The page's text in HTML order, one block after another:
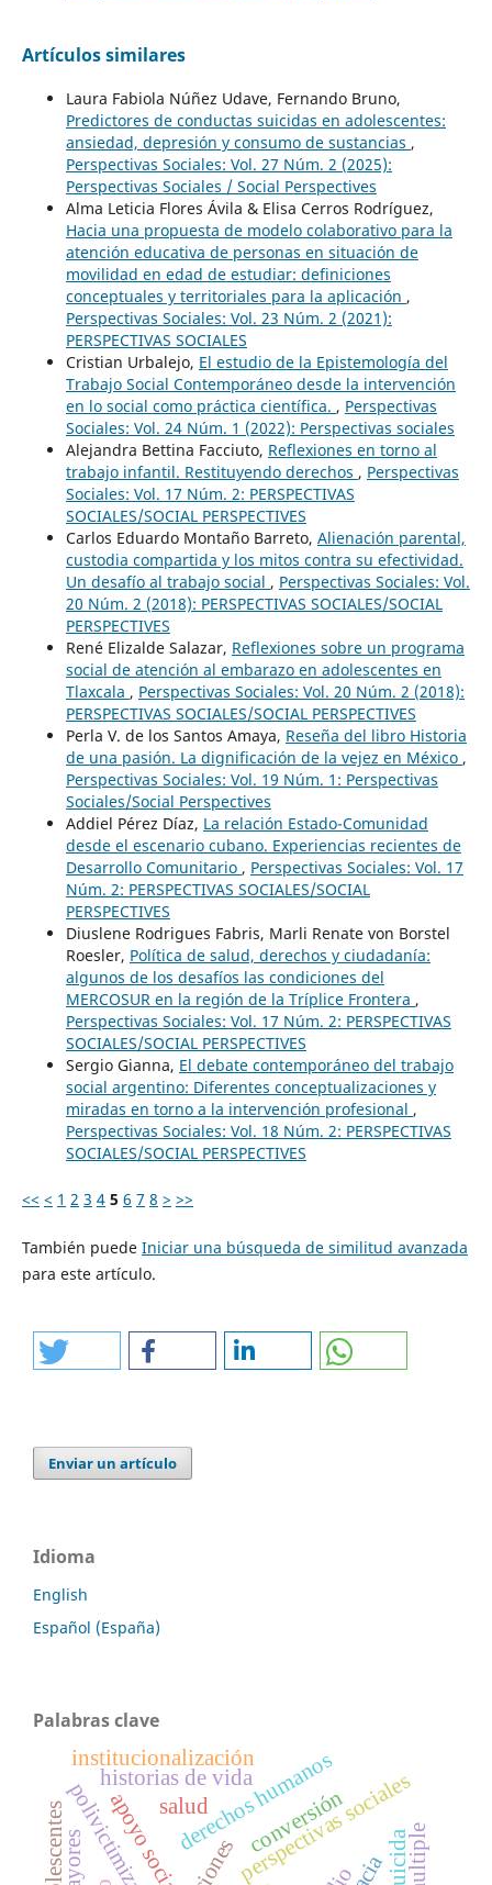
Artículos similares
Laura Fabiola Núñez Udave, Fernando Bruno,
Predictores de conductas suicidas en adolescentes:
ansiedad, depresión y consumo de sustancias ,
Perspectivas Sociales: Vol. 27 Núm. 2 (2025):
Perspectivas Sociales / Social Perspectives
Alma Leticia Flores Ávila & Elisa Cerros Rodríguez,
Hacia una propuesta de modelo colaborativo para la
atención educativa de personas en situación de
movilidad en edad de estudiar: definiciones
conceptuales y territoriales para la aplicación ,
Perspectivas Sociales: Vol. 23 Núm. 2 (2021):
PERSPECTIVAS SOCIALES
Cristian Urbalejo, El estudio de la Epistemología del
Trabajo Social Contemporáneo desde la intervención
en lo social como práctica científica. , Perspectivas
Sociales: Vol. 24 Núm. 1 (2022): Perspectivas sociales
Alejandra Bettina Facciuto, Reflexiones en torno al
trabajo infantil. Restituyendo derechos , Perspectivas
Sociales: Vol. 17 Núm. 2: PERSPECTIVAS
SOCIALES/SOCIAL PERSPECTIVES
Carlos Eduardo Montaño Barreto, Alienación parental,
custodia compartida y los mitos contra su efectividad.
Un desafío al trabajo social , Perspectivas Sociales: Vol.
20 Núm. 2 (2018): PERSPECTIVAS SOCIALES/SOCIAL
PERSPECTIVES
René Elizalde Salazar, Reflexiones sobre un programa
social de atención al embarazo en adolescentes en
Tlaxcala , Perspectivas Sociales: Vol. 20 Núm. 2 (2018):
PERSPECTIVAS SOCIALES/SOCIAL PERSPECTIVES
Perla V. de los Santos Amaya, Reseña del libro Historia
de una pasión. La dignificación de la vejez en México ,
Perspectivas Sociales: Vol. 19 Núm. 1: Perspectivas
Sociales/Social Perspectives
Addiel Pérez Díaz, La relación Estado-Comunidad
desde el escenario cubano. Experiencias recientes de
Desarrollo Comunitario , Perspectivas Sociales: Vol. 17
Núm. 2: PERSPECTIVAS SOCIALES/SOCIAL
PERSPECTIVES
Diuslene Rodrigues Fabris, Marli Renate von Borstel
Roesler, Política de salud, derechos y ciudadanía:
algunos de los desafíos las condiciones del
MERCOSUR en la región de la Tríplice Frontera ,
Perspectivas Sociales: Vol. 17 Núm. 2: PERSPECTIVAS
SOCIALES/SOCIAL PERSPECTIVES
Sergio Gianna, El debate contemporáneo del trabajo
social argentino: Diferentes conceptualizaciones y
miradas en torno a la intervención profesional ,
Perspectivas Sociales: Vol. 18 Núm. 2: PERSPECTIVAS
SOCIALES/SOCIAL PERSPECTIVES
<< < 1 2 3 4 5 6 7 8 > >>
También puede Iniciar una búsqueda de similitud avanzada
para este artículo.
Enviar un artículo
Idioma
English
Español (España)
Palabras clave
perspectivas sociales
apoyo social
historias de vida
conversión
derechos humanos
institucionalización
adolescentes salud